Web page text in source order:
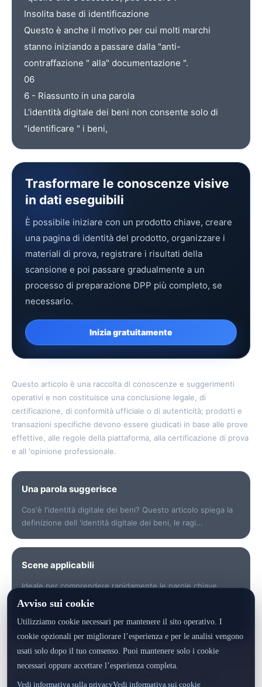
Insolita base di identificazione
Questo è anche il motivo per cui molti marchi
stanno iniziando a passare dalla "anti-
contraffazione " alla" documentazione ".
06
6 - Riassunto in una parola
L'identità digitale dei beni non consente solo di
"identificare " i beni,
Trasformare le conoscenze visive
in dati eseguibili
È possibile iniziare con un prodotto chiave, creare
una pagina di identità del prodotto, organizzare i
materiali di prova, registrare i risultati della
scansione e poi passare gradualmente a un
processo di preparazione DPP più completo, se
necessario.
Inizia gratuitamente
Questo articolo è una raccolta di conoscenze e suggerimenti
operativi e non costituisce una conclusione legale, di
certificazione, di conformità ufficiale o di autenticità; prodotti e
transazioni specifiche devono essere giudicati in base alle prove
effettive, alle regole della piattaforma, alla certificazione di prova
e all 'opinione professionale.
Una parola suggerisce
Cos'è l'identità digitale dei beni? Questo articolo spiega la
definizione dell 'identità digitale dei beni, le ragi...
Scene applicabili
Ideale per comprendere rapidamente le parole chiave,
verificare i dati, individuare i punti di rischio, preparare le
del prodotto.
Avviso sui cookie
Utilizziamo cookie necessari per mantenere il sito operativo. I
cookie opzionali per migliorare l’esperienza e per le analisi vengono
usati solo dopo il tuo consenso. Puoi mantenere solo i cookie
necessari oppure accettare l’esperienza completa.
Vedi informativa sulla privacyVedi informativa sui cookie